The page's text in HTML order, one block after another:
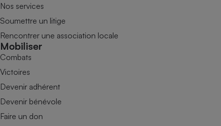
Nos services
Soumettre un litige
Rencontrer une association locale
Mobiliser
Combats
Victoires
Devenir adhérent
Devenir bénévole
Faire un don